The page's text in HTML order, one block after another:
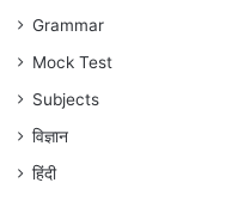
Grammar
Mock Test
Subjects
विज्ञान
हिंदी